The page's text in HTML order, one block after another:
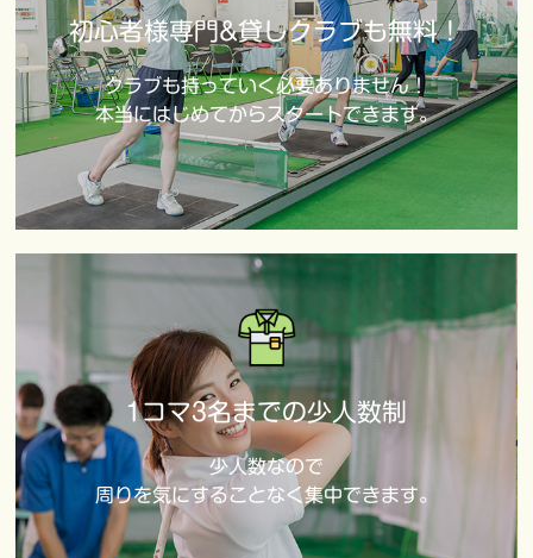
初心者様専門&貸しクラブも無料！
クラブも持っていく必要ありません！
本当にはじめてからスタートできます。
1コマ3名までの少人数制
少人数なので
周りを気にすることなく集中できます。